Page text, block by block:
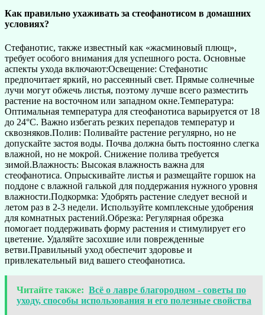
Как правильно ухаживать за стеофанотисом в домашних
условиях?
Стефанотис, также известный как «жасминовый плющ»,
требует особого внимания для успешного роста. Основные
аспекты ухода включают:Освещение: Стефанотис
предпочитает яркий, но рассеянный свет. Прямые солнечные
лучи могут обжечь листья, поэтому лучше всего разместить
растение на восточном или западном окне.Температура:
Оптимальная температура для стеофанотиса варьируется от 18
до 24°C. Важно избегать резких перепадов температур и
сквозняков.Полив: Поливайте растение регулярно, но не
допускайте застоя воды. Почва должна быть постоянно слегка
влажной, но не мокрой. Снижение полива требуется
зимой.Влажность: Высокая влажность важна для
стеофанотиса. Опрыскивайте листья и размещайте горшок на
поддоне с влажной галькой для поддержания нужного уровня
влажности.Подкормка: Удобрять растение следует весной и
летом раз в 2-3 недели. Используйте комплексные удобрения
для комнатных растений.Обрезка: Регулярная обрезка
помогает поддерживать форму растения и стимулирует его
цветение. Удаляйте засохшие или поврежденные
ветви.Правильный уход обеспечит здоровье и
привлекательный вид вашего стеофанотиса.
Читайте также: Всё о лавре благородном - советы по
уходу, способы использования и его полезные свойства